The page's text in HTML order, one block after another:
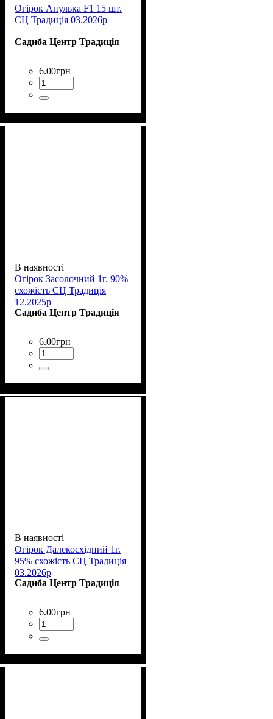
Огірок Анулька F1 15 шт.
СЦ Традиція 03.2026р
Садиба Центр Традиція
6.00грн
В наявності
Огірок Засолочний 1г. 90%
схожість СЦ Традиція
12.2025р
Садиба Центр Традиція
6.00грн
В наявності
Огірок Далекосхідний 1г.
95% схожість СЦ Традиція
03.2026р
Садиба Центр Традиція
6.00грн